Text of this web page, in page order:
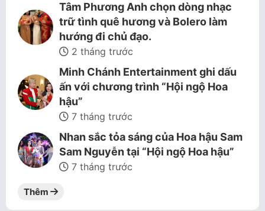
Tâm Phương Anh chọn dòng nhạc
trữ tình quê hương và Bolero làm
hướng đi chủ đạo.
2 tháng trước
Minh Chánh Entertainment ghi dấu
ấn với chương trình “Hội ngộ Hoa
hậu”
7 tháng trước
Nhan sắc tỏa sáng của Hoa hậu Sam
Sam Nguyễn tại “Hội ngộ Hoa hậu”
7 tháng trước
Thêm